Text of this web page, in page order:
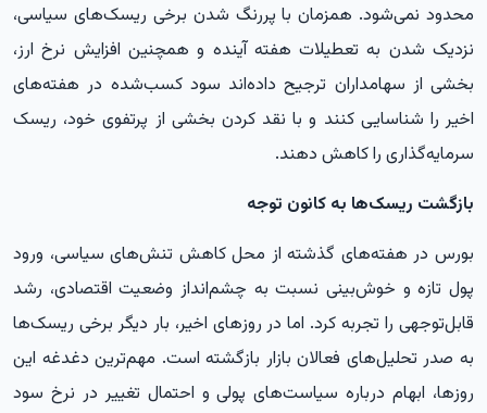
محدود نمی‌شود. همزمان با پررنگ‌ شدن برخی ریسک‌های سیاسی،
نزدیک شدن به تعطیلات هفته آینده و همچنین افزایش نرخ ارز،
بخشی از سهامداران ترجیح داده‌اند سود کسب‌شده در هفته‌های
اخیر را شناسایی کنند و با نقد کردن بخشی از پرتفوی خود، ریسک
سرمایه‌گذاری را کاهش دهند.
بازگشت ریسک‌ها به کانون توجه
بورس در هفته‌های گذشته از محل کاهش تنش‌های سیاسی، ورود
پول تازه و خوش‌بینی نسبت به چشم‌انداز وضعیت اقتصادی، رشد
قابل‌توجهی را تجربه کرد. اما در روزهای اخیر، بار دیگر برخی ریسک‌ها
به صدر تحلیل‌های فعالان بازار بازگشته است. مهم‌ترین دغدغه این
روزها، ابهام درباره سیاست‌های پولی و احتمال تغییر در نرخ سود